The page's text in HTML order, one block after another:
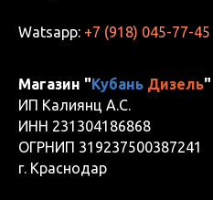
Watsapp: +7 (918) 045-77-45
Магазин "Кубань Дизель"
ИП Калиянц А.С.
ИНН 231304186868
ОГРНИП 319237500387241
г. Краснодар